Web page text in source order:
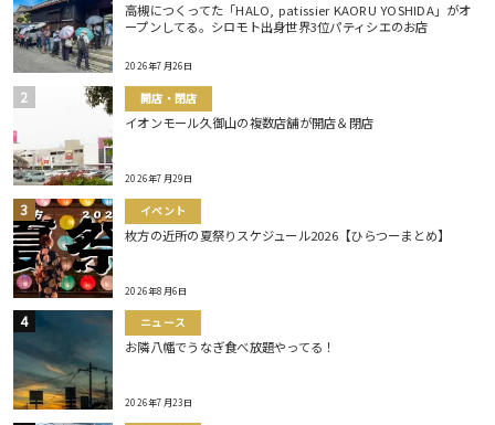
高槻につくってた「HALO, patissier KAORU YOSHIDA」がオ
ープンしてる。シロモト出身世界3位パティシエのお店
2026年7月26日
開店・閉店
イオンモール久御山の複数店舗が開店＆閉店
2026年7月29日
イベント
枚方の近所の夏祭りスケジュール2026【ひらつーまとめ】
2026年8月6日
ニュース
お隣八幡でうなぎ食べ放題やってる！
2026年7月23日